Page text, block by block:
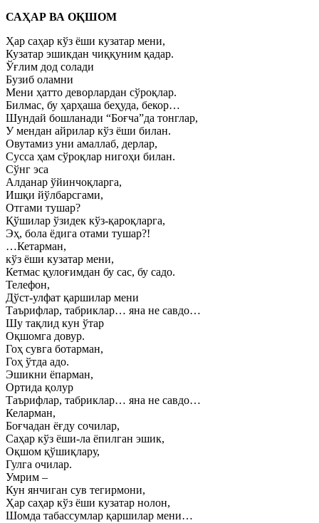
САҲАР ВА ОҚШОМ
Ҳар саҳар кўз ёши кузатар мени,
Кузатар эшикдан чиққуним қадар.
Ўғлим дод солади
Бузиб оламни
Мени ҳатто деворлардан сўроқлар.
Билмас, бу ҳарҳаша беҳуда, бекор…
Шундай бошланади “Боғча”да тонглар,
У мендан айрилар кўз ёши билан.
Овутамиз уни амаллаб, дерлар,
Сусса ҳам сўроқлар нигоҳи билан.
Сўнг эса
Алданар ўйинчоқларга,
Ишқи йўлбарсгами,
Отгами тушар?
Қўшилар ўзидек кўз-қароқларга,
Эҳ, бола ёдига отами тушар?!
…Кетарман,
кўз ёши кузатар мени,
Кетмас қулоғимдан бу сас, бу садо.
Телефон,
Дўст-улфат қаршилар мени
Таърифлар, табриклар… яна не савдо…
Шу тақлид кун ўтар
Оқшомга довур.
Гоҳ сувга ботарман,
Гоҳ ўтда адо.
Эшикни ёпарман,
Ортида қолур
Таърифлар, табриклар… яна не савдо…
Келарман,
Боғчадан ёғду сочилар,
Саҳар кўз ёши-ла ёпилган эшик,
Оқшом қўшиқлару,
Гулга очилар.
Умрим –
Кун янчиган сув тегирмони,
Ҳар саҳар кўз ёши кузатар нолон,
Шомда табассумлар қаршилар мени…